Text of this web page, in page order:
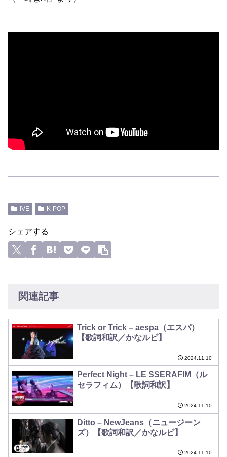
IVE K-POP
シェアする
関連記事
Trick or Trick – aespa（エスパ）
【歌詞和訳／かなルビ】
2024.11.10
Perfect Night – LE SSERAFIM（ル
セラフィム）【歌詞和訳】
2024.11.10
Ditto – NewJeans（ニュージーン
ズ）【歌詞和訳／かなルビ】
2024.11.10